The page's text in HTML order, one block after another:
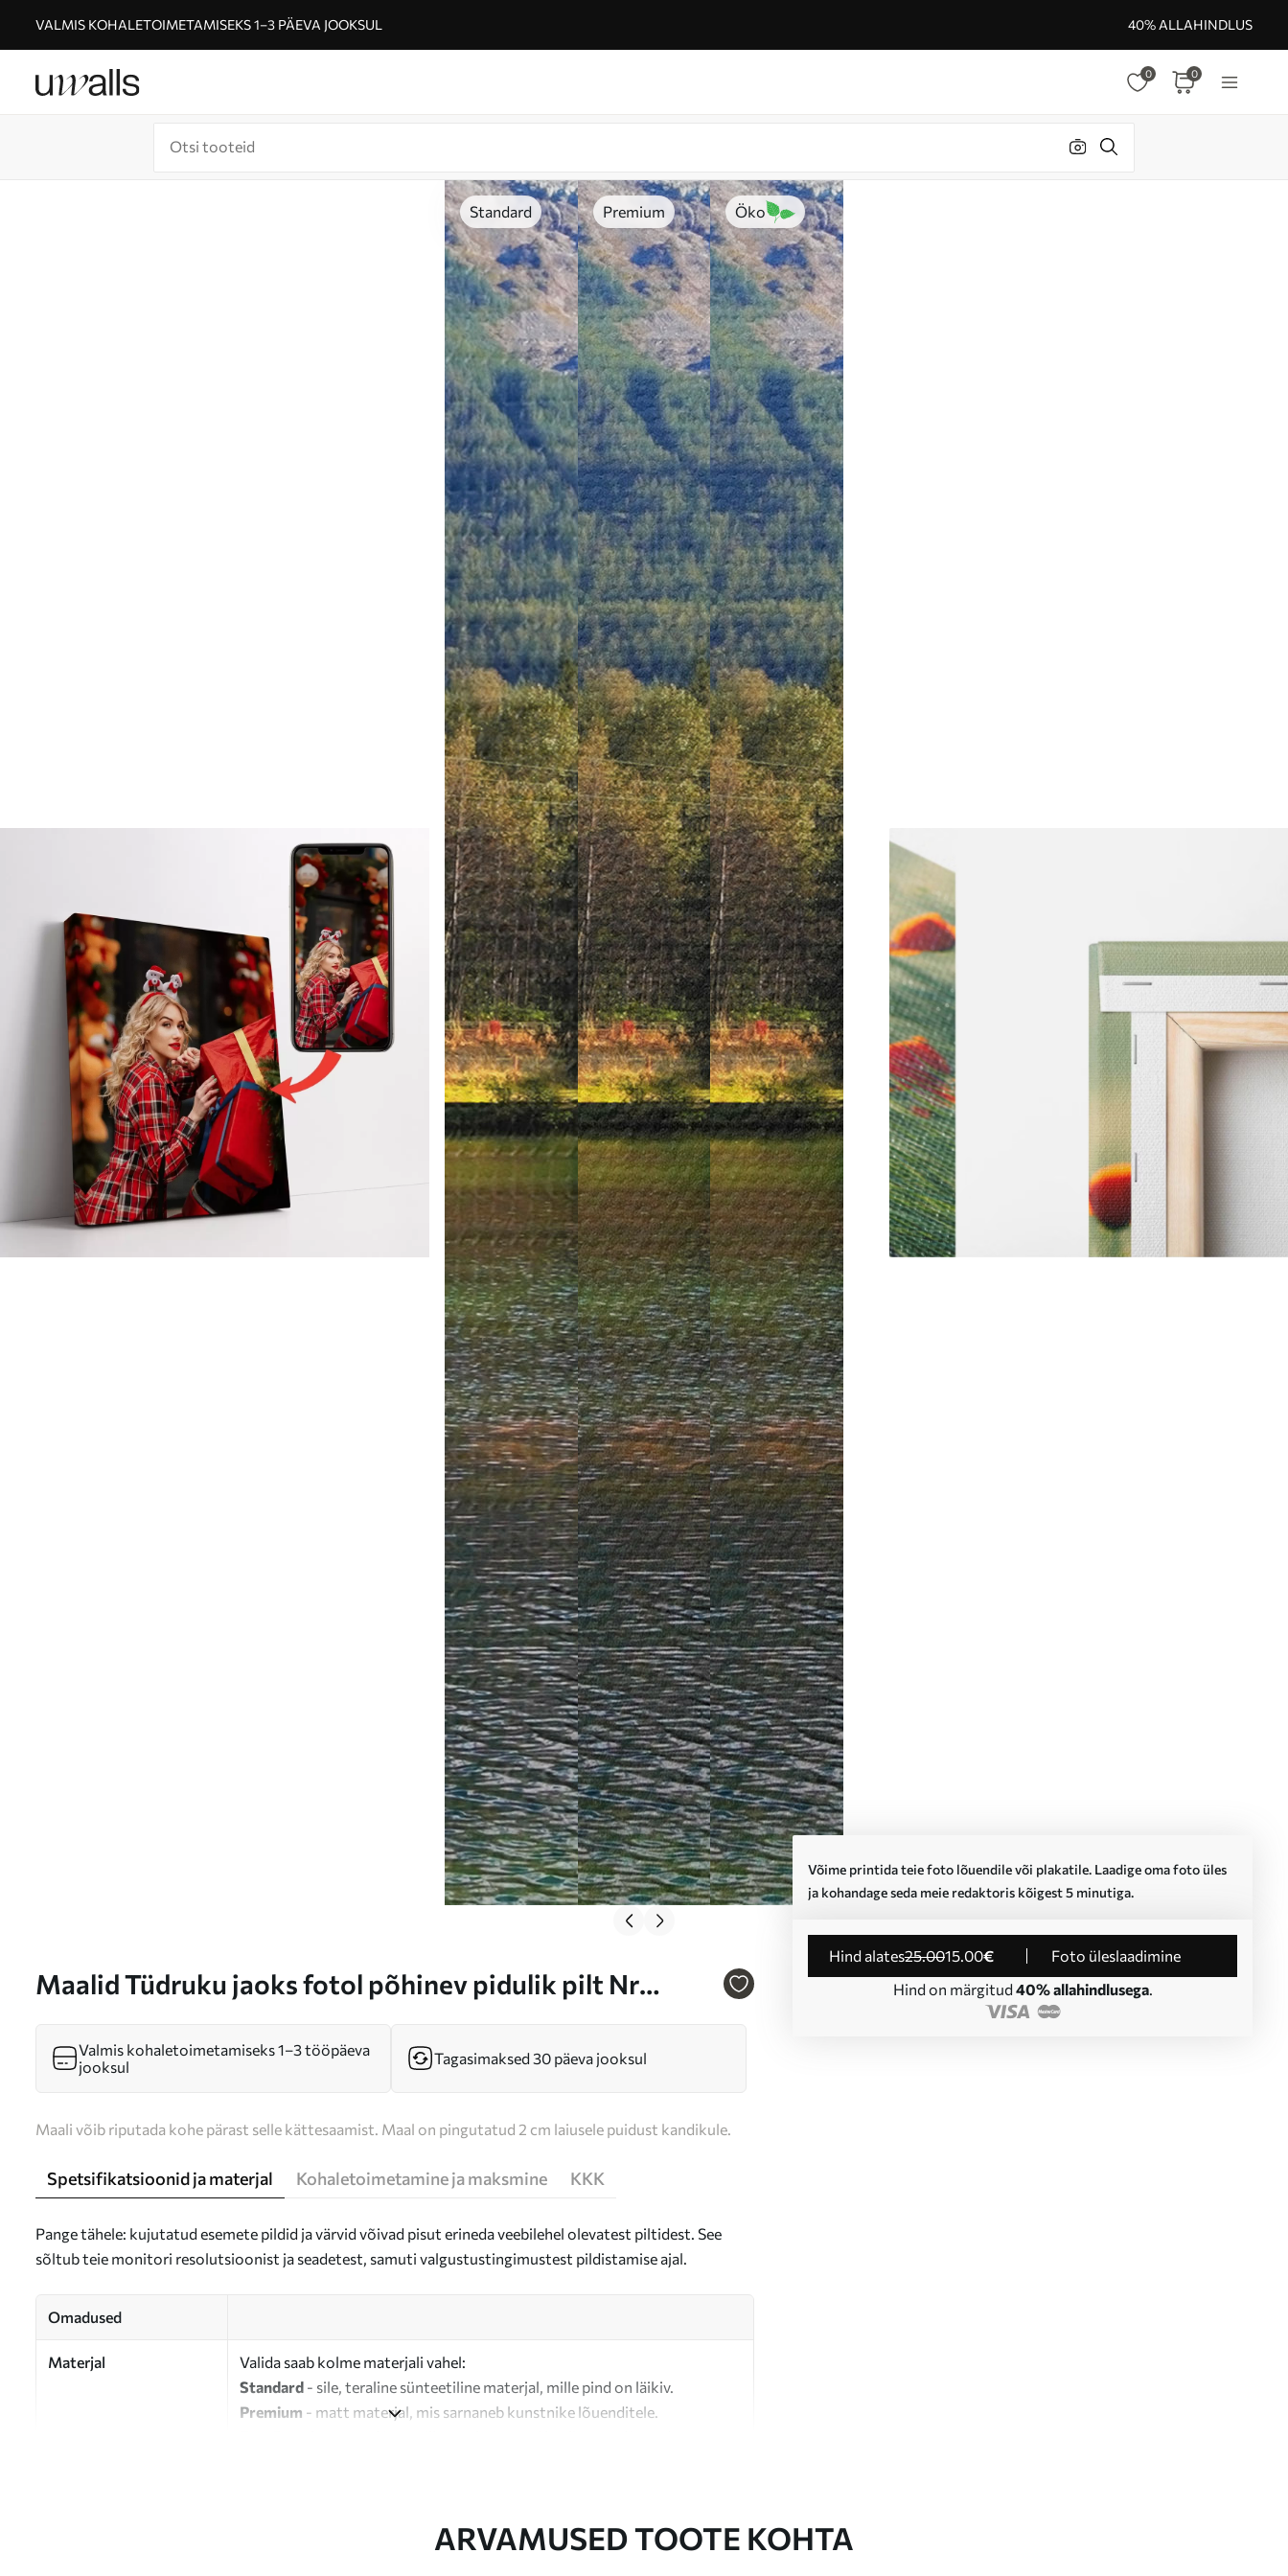
VALMIS KOHALETOIMETAMISEKS 1–3 PÄEVA JOOKSUL 40% ALLAHINDLUS
0 0
Standard Premium Öko
Maalid Tüdruku jaoks fotol põhinev pidulik pilt Nr
Võime printida teie foto lõuendile või plakatile. Laadige oma foto üles
ja kohandage seda meie redaktoris kõigest 5 minutiga.
Hind alates25.0015.00€
Foto üleslaadimine
Hind on märgitud 40% allahindlusega.
Valmis kohaletoimetamiseks 1–3 tööpäeva
jooksul
Tagasimaksed 30 päeva jooksul
Maali võib riputada kohe pärast selle kättesaamist. Maal on pingutatud 2 cm laiusele puidust kandikule.
Spetsifikatsioonid ja materjal Kohaletoimetamine ja maksmine KKK
Pange tähele: kujutatud esemete pildid ja värvid võivad pisut erineda veebilehel olevatest piltidest. See
sõltub teie monitori resolutsioonist ja seadetest, samuti valgustustingimustest pildistamise ajal.
Omadused
Materjal
Valida saab kolme materjali vahel:
Standard - sile, teraline sünteetiline materjal, mille pind on läikiv.
Premium - matt materjal, mis sarnaneb kunstnike lõuenditele.
ARVAMUSED TOOTE KOHTA